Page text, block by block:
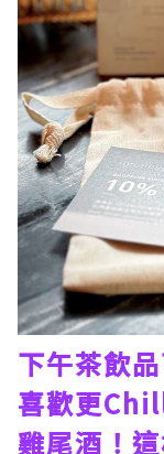
下午茶飲
喜歡更
雞尾酒！